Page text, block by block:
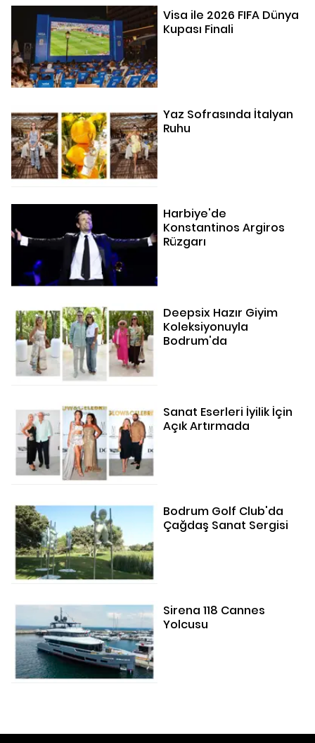
Visa ile 2026 FIFA Dünya
Kupası Finali
Yaz Sofrasında İtalyan
Ruhu
Harbiye'de
Konstantinos Argiros
Rüzgarı
Deepsix Hazır Giyim
Koleksiyonuyla
Bodrum'da
Sanat Eserleri İyilik İçin
Açık Artırmada
Bodrum Golf Club'da
Çağdaş Sanat Sergisi
Sirena 118 Cannes
Yolcusu